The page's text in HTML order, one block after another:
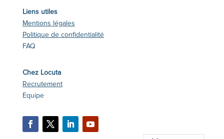
Liens utiles
Mentions légales
Politique de confidentialité
FAQ
Chez Locuta
Recrutement
Equipe